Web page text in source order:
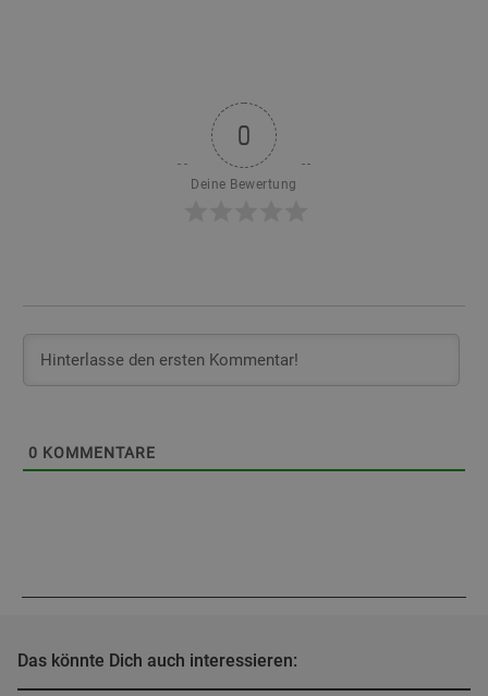
0
Deine Bewertung
0 KOMMENTARE
Das könnte Dich auch interessieren: